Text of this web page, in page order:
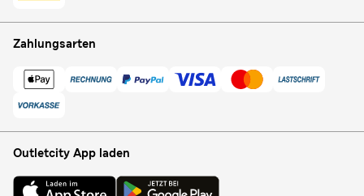
Zahlungsarten
Outletcity App laden